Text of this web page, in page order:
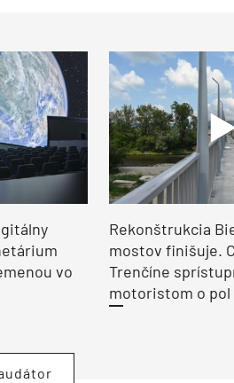
vo
Rekonštrukcia
mostov finišuje.
Trenčíne
motoristom o pol